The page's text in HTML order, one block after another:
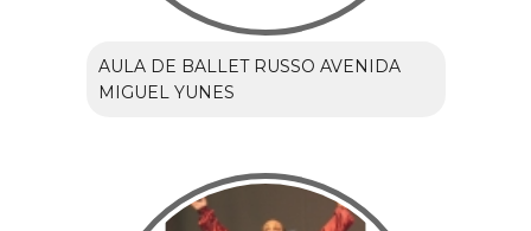
AULA DE BALLET RUSSO AVENIDA
MIGUEL YUNES